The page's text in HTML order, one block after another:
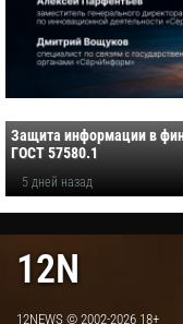
Защита информации в
ГОСТ 57580.1
5 дней назад
12N
12NEWS © 2002-2026 18+